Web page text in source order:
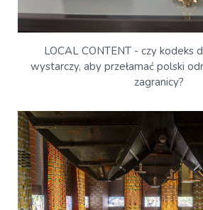
LOCAL CONTENT - czy kodeks
wystarczy, aby przełamać polski
zagranicy?